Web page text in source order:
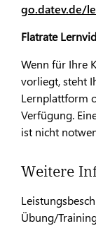
go.datev.de/
Flatrate
Wenn für Ihre
vorliegt, steht
Lernplattform
Verfügung.
ist nicht
Weitere
Übung/